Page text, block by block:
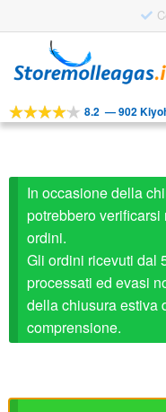
alla
al
STRUMENTI
APPLICAZIONI
SERVIZIO CLIENTI
FAQ
8.2 —902
In occasione della
potrebbero
ordini.
Gli ordini ricevuti dal
processati ed evasi
della chiusura estiva
comprensione.